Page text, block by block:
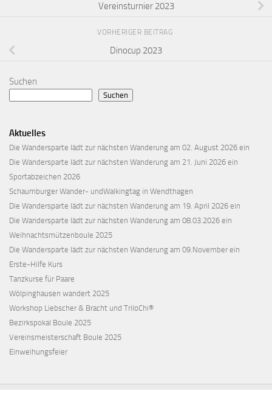
Vereinsturnier 2023
VORHERIGER BEITRAG
Dinocup 2023
Suchen
Suchen
Aktuelles
Die Wandersparte lädt zur nächsten Wanderung am 02. August 2026 ein
Die Wandersparte lädt zur nächsten Wanderung am 21. Juni 2026 ein
Sportabzeichen 2026
Schaumburger Wander- undWalkingtag in Wendthagen
Die Wandersparte lädt zur nächsten Wanderung am 19. April 2026 ein
Die Wandersparte lädt zur nächsten Wanderung am 08.03.2026 ein
Weihnachtsmützenboule 2025
Die Wandersparte lädt zur nächsten Wanderung am 09.November ein
Erste-Hilfe Kurs
Tanzkurse für Paare
Wölpinghausen wandert 2025
Workshop Liebscher & Bracht und TriloChi®
Bezirkspokal Boule 2025
Vereinsmeisterschaft Boule 2025
Einweihungsfeier